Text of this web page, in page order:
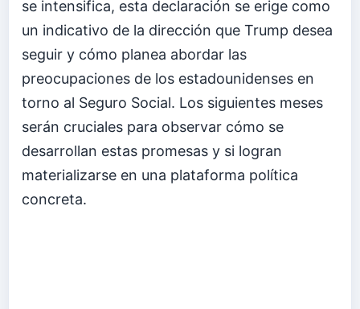
se intensifica, esta declaración se erige como
un indicativo de la dirección que Trump desea
seguir y cómo planea abordar las
preocupaciones de los estadounidenses en
torno al Seguro Social. Los siguientes meses
serán cruciales para observar cómo se
desarrollan estas promesas y si logran
materializarse en una plataforma política
concreta.